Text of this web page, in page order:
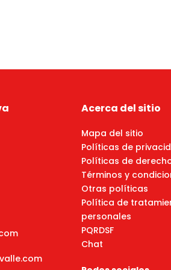
Acerca del sitio
Mapa del sitio
Políticas de
Políticas de
Términos y
Otras políticas
Política de
personales
PQRDSF
Chat